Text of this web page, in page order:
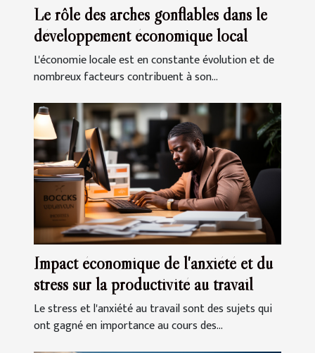
Le rôle des arches gonflables dans le
développement économique local
L'économie locale est en constante évolution et de
nombreux facteurs contribuent à son...
Impact économique de l'anxiété et du
stress sur la productivité au travail
Le stress et l'anxiété au travail sont des sujets qui
ont gagné en importance au cours des...